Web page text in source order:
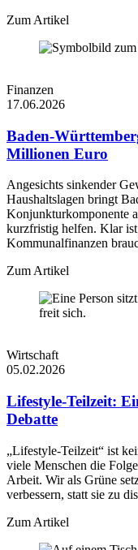
Zum Artikel
Finanzen
17.06.2026
Baden-
Millionen Euro
Angesichts sinkender
Haushaltslagen bringt
Konjunkturkomponente
kurzfristig helfen. Klar
Kommunalfinanzen
Zum Artikel
Wirtschaft
05.02.2026
Lifestyle-Teilzeit:
Debatte
„Lifestyle-Teilzeit“ ist
viele Menschen die
Arbeit. Wir als Grüne
verbessern, statt sie zu
Zum Artikel